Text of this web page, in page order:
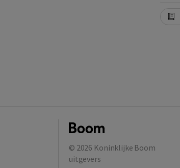
© 2026 Koninklijke Boom
uitgevers